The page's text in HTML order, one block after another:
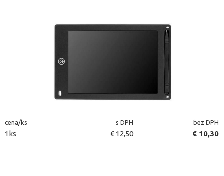
cena/ks s DPH bez DPH
1ks € 12,50 € 10,30